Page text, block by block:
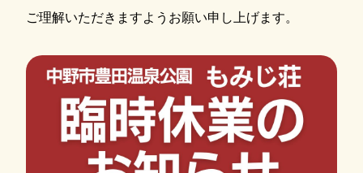
ご理解いただきますようお願い申し上げます。